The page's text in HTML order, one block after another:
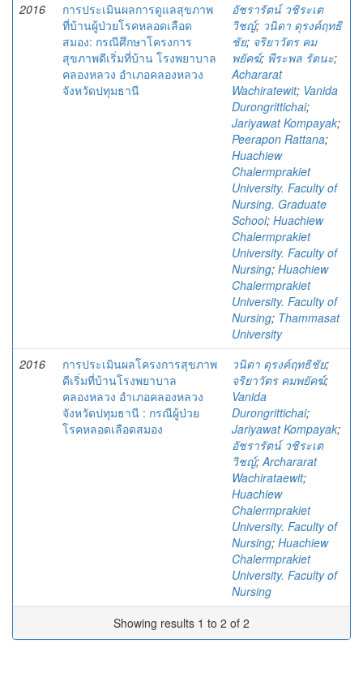
2016
การประเมินผลการดูแลสุขภาพ
ที่บ้านผู้ป่วยโรคหลอดเลือด
สมอง: กรณีศึกษาโครงการ
สุขภาพดีเริ่มที่บ้าน โรงพยาบาล
คลองหลวง อำเภอคลองหลวง
จังหวัดปทุมธานี
อัชรารัตน์ วชิระเต
วิชญ์; วนิดา ดุรงค์ฤทธิ
ชัย; จริยาวัตร คม
พยัคฆ์; พีระพล รัตนะ;
Achararat
Wachiratewit; Vanida
Durongrittichai;
Jariyawat Kompayak;
Peerapon Rattana;
Huachiew
Chalermprakiet
University. Faculty of
Nursing. Graduate
School; Huachiew
Chalermprakiet
University. Faculty of
Nursing; Huachiew
Chalermprakiet
University. Faculty of
Nursing; Thammasat
University
2016
การประเมินผลโครงการสุขภาพ
ดีเริ่มที่บ้านโรงพยาบาล
คลองหลวง อำเภอคลองหลวง
จังหวัดปทุมธานี : กรณีผู้ป่วย
โรคหลอดเลือดสมอง
วนิดา ดุรงค์ฤทธิชัย;
จริยาวัตร คมพยัคฆ์;
Vanida
Durongrittichai;
Jariyawat Kompayak;
อัชรารัตน์ วชิระเต
วิชญ์;Archararat
Wachirataewit;
Huachiew
Chalermprakiet
University. Faculty of
Nursing; Huachiew
Chalermprakiet
University. Faculty of
Nursing
Showing results 1 to 2 of 2